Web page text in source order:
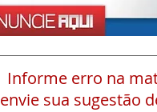
Informe erro na
envie sua sugestão